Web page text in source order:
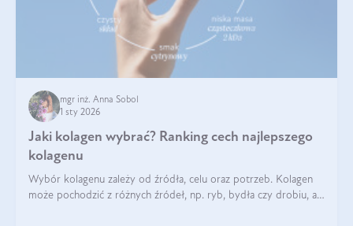
mgr inż. Anna Sobol
1 sty 2026
Jaki kolagen wybrać? Ranking cech najlepszego
kolagenu
Wybór kolagenu zależy od źródła, celu oraz potrzeb. Kolagen
może pochodzić z różnych źródeł, np. ryb, bydła czy drobiu, a